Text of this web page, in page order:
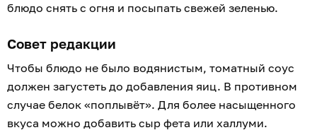
блюдо снять с огня и посыпать свежей зеленью.
Совет редакции
Чтобы блюдо не было водянистым, томатный соус
должен загустеть до добавления яиц. В противном
случае белок «поплывёт». Для более насыщенного
вкуса можно добавить сыр фета или халлуми.